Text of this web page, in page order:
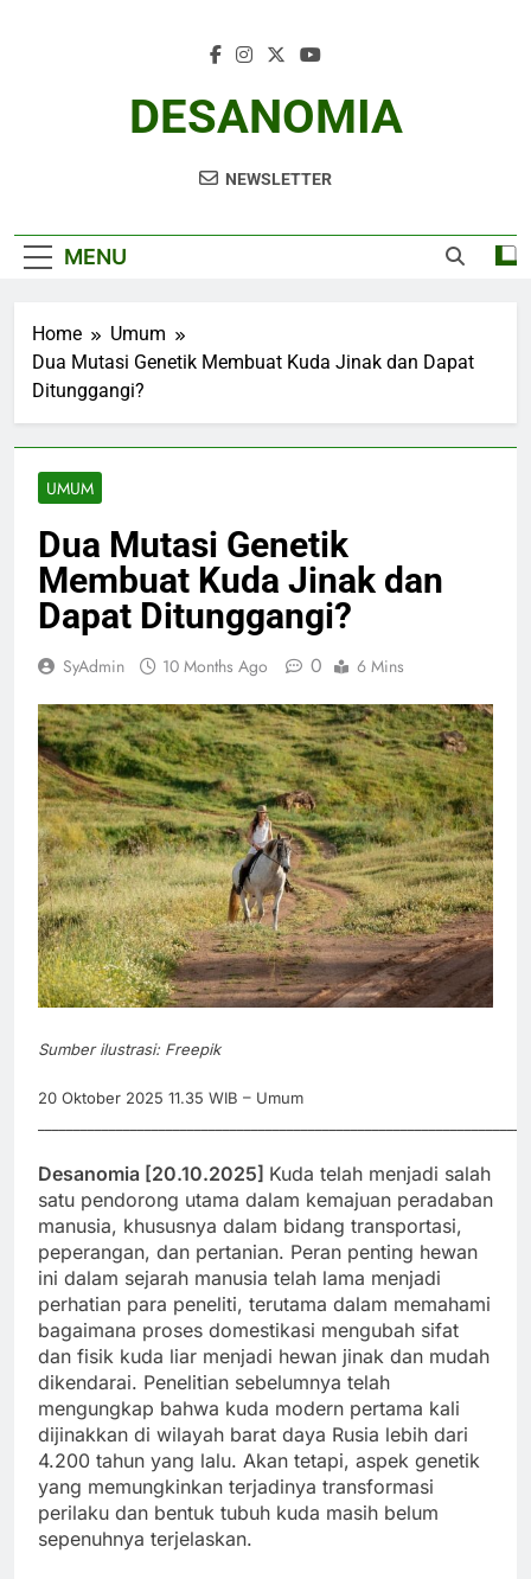
DESANOMIA
NEWSLETTER
MENU
Home
Umum
Dua Mutasi Genetik Membuat Kuda Jinak dan Dapat
Ditunggangi?
UMUM
Dua Mutasi Genetik
Membuat Kuda Jinak dan
Dapat Ditunggangi?
SyAdmin 10 Months Ago 0 6 Mins
Sumber ilustrasi: Freepik
20 Oktober 2025 11.35 WIB – Umum
Desanomia [20.10.2025] Kuda telah menjadi salah
satu pendorong utama dalam kemajuan peradaban
manusia, khususnya dalam bidang transportasi,
peperangan, dan pertanian. Peran penting hewan
ini dalam sejarah manusia telah lama menjadi
perhatian para peneliti, terutama dalam memahami
bagaimana proses domestikasi mengubah sifat
dan fisik kuda liar menjadi hewan jinak dan mudah
dikendarai. Penelitian sebelumnya telah
mengungkap bahwa kuda modern pertama kali
dijinakkan di wilayah barat daya Rusia lebih dari
4.200 tahun yang lalu. Akan tetapi, aspek genetik
yang memungkinkan terjadinya transformasi
perilaku dan bentuk tubuh kuda masih belum
sepenuhnya terjelaskan.